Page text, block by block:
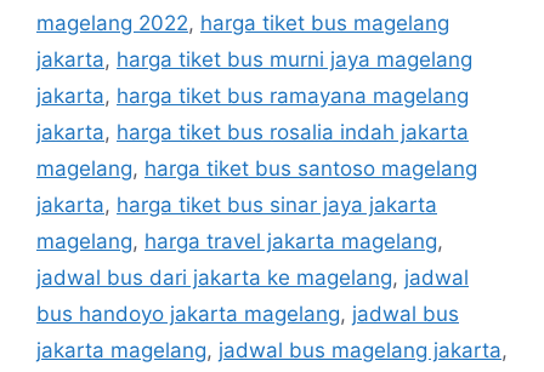
magelang 2022, harga tiket bus magelang
jakarta, harga tiket bus murni jaya magelang
jakarta, harga tiket bus ramayana magelang
jakarta, harga tiket bus rosalia indah jakarta
magelang, harga tiket bus santoso magelang
jakarta, harga tiket bus sinar jaya jakarta
magelang, harga travel jakarta magelang,
jadwal bus dari jakarta ke magelang, jadwal
bus handoyo jakarta magelang, jadwal bus
jakarta magelang, jadwal bus magelang jakarta,